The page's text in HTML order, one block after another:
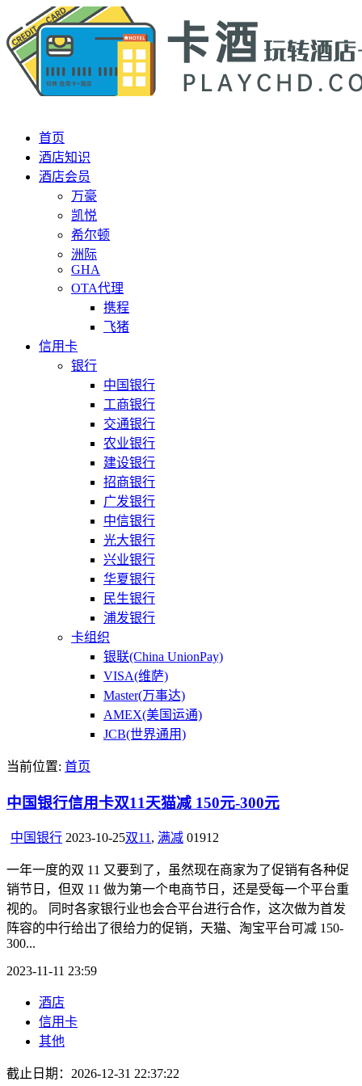
首页
酒店知识
酒店会员
万豪
凯悦
希尔顿
洲际
GHA
OTA代理
携程
飞猪
信用卡
银行
中国银行
工商银行
交通银行
农业银行
建设银行
招商银行
广发银行
中信银行
光大银行
兴业银行
华夏银行
民生银行
浦发银行
卡组织
银联(China UnionPay)
VISA(维萨)
Master(万事达)
AMEX(美国运通)
JCB(世界通用)
当前位置: 首页
中国银行信用卡双11天猫减 150元-300元
中国银行 2023-10-25双11, 满减 01912
一年一度的双 11 又要到了，虽然现在商家为了促销有各种促
销节日，但双 11 做为第一个电商节日，还是受每一个平台重
视的。 同时各家银行业也会合平台进行合作，这次做为首发
阵容的中行给出了很给力的促销，天猫、淘宝平台可减 150-
300...
2023-11-11 23:59
酒店
信用卡
其他
截止日期：2026-12-31 22:37:22